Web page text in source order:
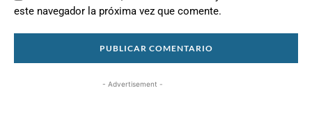
este navegador la próxima vez que comente.
- Advertisement -